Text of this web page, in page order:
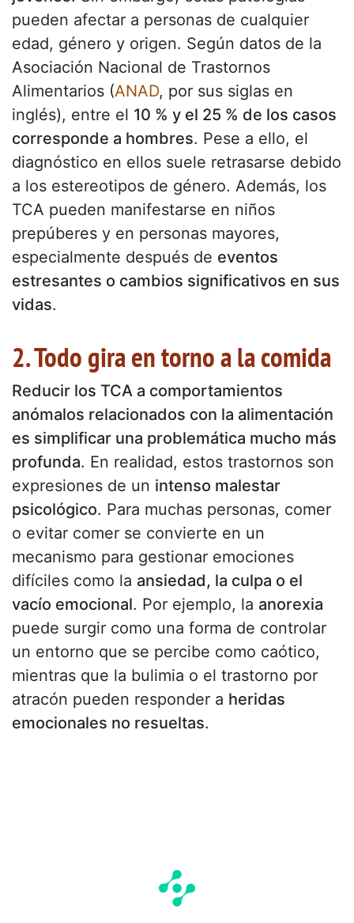
pueden afectar a personas de cualquier
edad, género y origen. Según datos de la
Asociación Nacional de Trastornos
Alimentarios (ANAD, por sus siglas en
inglés), entre el 10 % y el 25 % de los casos
corresponde a hombres. Pese a ello, el
diagnóstico en ellos suele retrasarse debido
a los estereotipos de género. Además, los
TCA pueden manifestarse en niños
prepúberes y en personas mayores,
especialmente después de eventos
estresantes o cambios significativos en sus
vidas.
2. Todo gira en torno a la comida
Reducir los TCA a comportamientos
anómalos relacionados con la alimentación
es simplificar una problemática mucho más
profunda. En realidad, estos trastornos son
expresiones de un intenso malestar
psicológico. Para muchas personas, comer
o evitar comer se convierte en un
mecanismo para gestionar emociones
difíciles como la ansiedad, la culpa o el
vacío emocional. Por ejemplo, la anorexia
puede surgir como una forma de controlar
un entorno que se percibe como caótico,
mientras que la bulimia o el trastorno por
atracón pueden responder a heridas
emocionales no resueltas.